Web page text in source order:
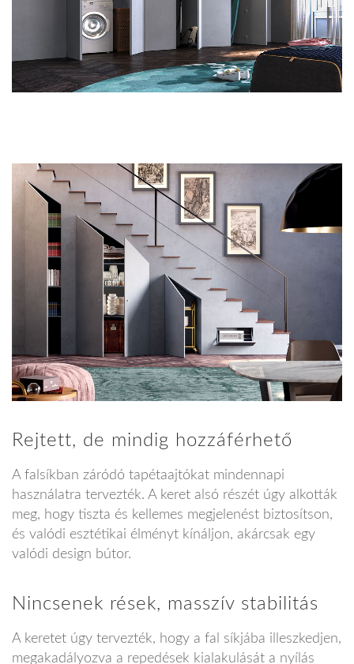
Rejtett, de mindig hozzáférhető
A falsíkban záródó tapétaajtókat mindennapi
használatra tervezték. A keret alsó részét úgy alkották
meg, hogy tiszta és kellemes megjelenést biztosítson,
és valódi esztétikai élményt kínáljon, akárcsak egy
valódi design bútor.
Nincsenek rések, masszív stabilitás
A keretet úgy tervezték, hogy a fal síkjába illeszkedjen,
megakadályozva a repedések kialakulását a nyílás